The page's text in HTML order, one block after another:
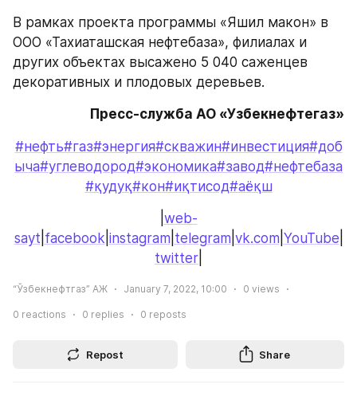
В рамках проекта программы «Яшил макон» в
ООО «Тахиаташская нефтебаза», филиалах и
других объектах высажено 5 040 саженцев
декоративных и плодовых деревьев.
Пресс-служба АО «Узбекнефтегаз»
#нефть#газ#энергия#скважин#инвестиция#доб
ыча#углеводород#экономика#завод#нефтебаза
#қудуқ#кон#иқтисод#аёқш
web-
sayt facebook instagram telegram vk.com YouTube
twitter
“Ўзбекнефтгаз” АЖ January 7, 2022, 10:00 0 views
0 reactions 0 replies 0 reposts
Repost Share